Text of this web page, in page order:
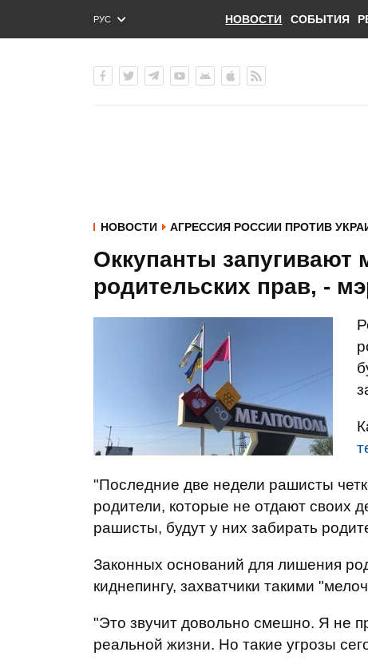
РУС
ENG
НОВОСТИ СОБЫТИЯ
НОВОСТИ АГРЕССИЯ РОССИИ ПРОТИВ
Оккупанты
родительских прав, -
"Последние две недели рашисты
родители, которые не отдают своих
рашисты, будут у них забирать
Законных оснований для лишения
киднепингу, захватчики такими
"Это звучит довольно смешно. Я не
реальной жизни. Но такие угрозы